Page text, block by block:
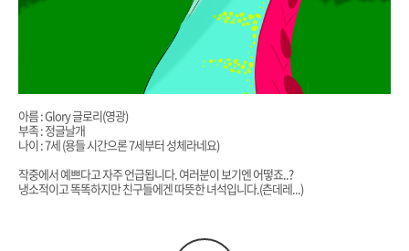
아름 : Glory 글로리(영광)
부족 : 정글날개
나이 : 7세 (용들 시간으론 7세부터 성체라네요)
작중에서 예쁘다고 자주 언급됩니다. 여러분이 보기엔 어떻죠..?
냉소적이고 똑똑하지만 친구들에겐 따뜻한 녀석입니다.(츤데레...)